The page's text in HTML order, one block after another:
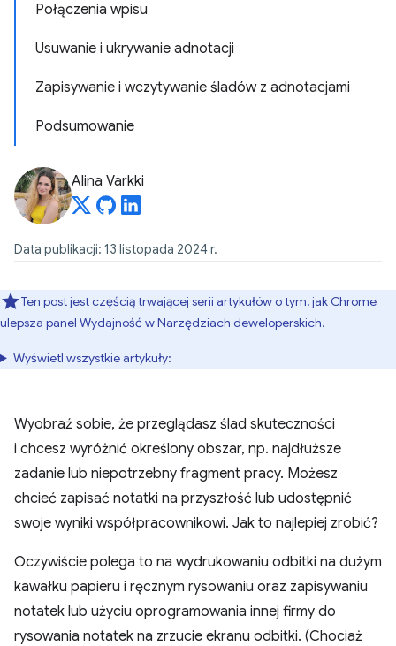
Połączenia wpisu
Usuwanie i ukrywanie adnotacji
Zapisywanie i wczytywanie śladów z adnotacjami
Podsumowanie
Alina Varkki
Data publikacji: 13 listopada 2024 r.
Ten post jest częścią trwającej serii artykułów o tym, jak Chrome
ulepsza panel Wydajność w Narzędziach deweloperskich.
Wyświetl wszystkie artykuły:
Wyobraź sobie, że przeglądasz ślad skuteczności
i chcesz wyróżnić określony obszar, np. najdłuższe
zadanie lub niepotrzebny fragment pracy. Możesz
chcieć zapisać notatki na przyszłość lub udostępnić
swoje wyniki współpracownikowi. Jak to najlepiej zrobić?
Oczywiście polega to na wydrukowaniu odbitki na dużym
kawałku papieru i ręcznym rysowaniu oraz zapisywaniu
notatek lub użyciu oprogramowania innej firmy do
rysowania notatek na zrzucie ekranu odbitki. (Chociaż